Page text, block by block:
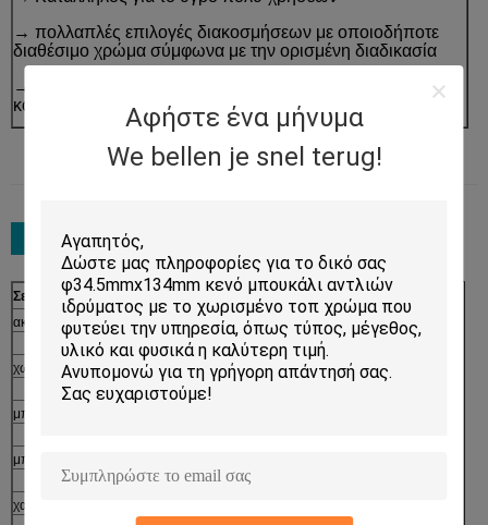
Αφήστε ένα μήνυμα
We bellen je snel terug!
→ πολλαπλές επιλογές διακοσμήσεων με οποιοδήποτε
διαθέσιμο χρώμα σύμφωνα με την ορισμένη διαδικασία
→ υψηλό μοναδικό ύφος περιλαίμιων για ο αργότερα να
κοιτάξει
Σειρά προϊόντων
Διαδικασία
ακρυλικό βάζο
Σχήμα
→
χωρίς αέρα μπουκάλι
Έγχυση
→
μπουκάλι λοσιόν
μπουκάλι αντλιών
→
χαλαρή περίπτωση σκονών